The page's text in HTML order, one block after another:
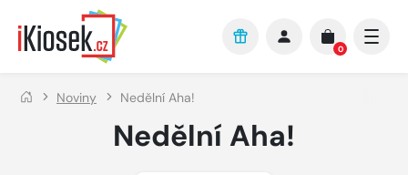
Přejít na hlavní obsah
0
Noviny Nedělní Aha!
Nedělní Aha!